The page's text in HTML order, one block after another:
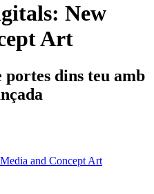
New
Art
dins teu amb
and Concept Art